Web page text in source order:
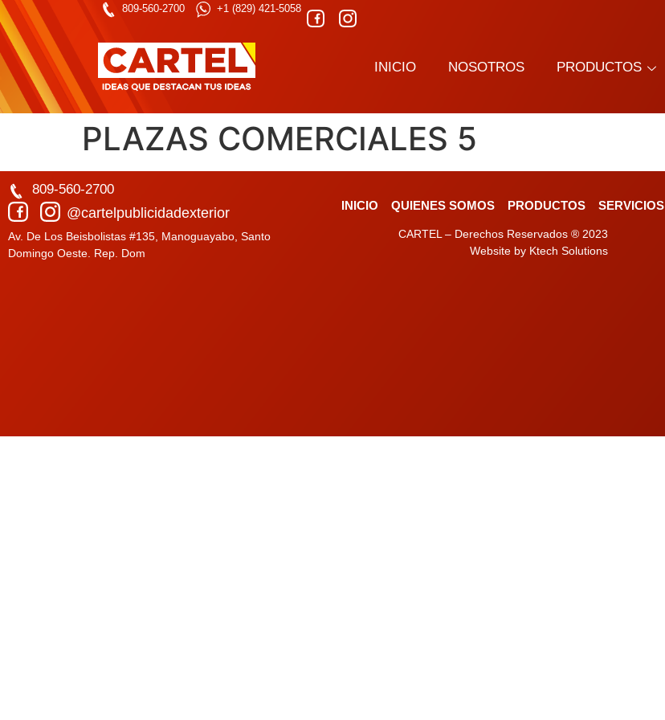
809-560-2700 +1 (829) 421-5058
INICIO NOSOTROS PRODUCTOS
PLAZAS COMERCIALES 5
809-560-2700
@cartelpublicidadexterior
Av. De Los Beisbolistas #135, Manoguayabo, Santo
Domingo Oeste. Rep. Dom
INICIO QUIENES SOMOS PRODUCTOS SERVICIOS
CARTEL – Derechos Reservados ® 2023
Website by Ktech Solutions